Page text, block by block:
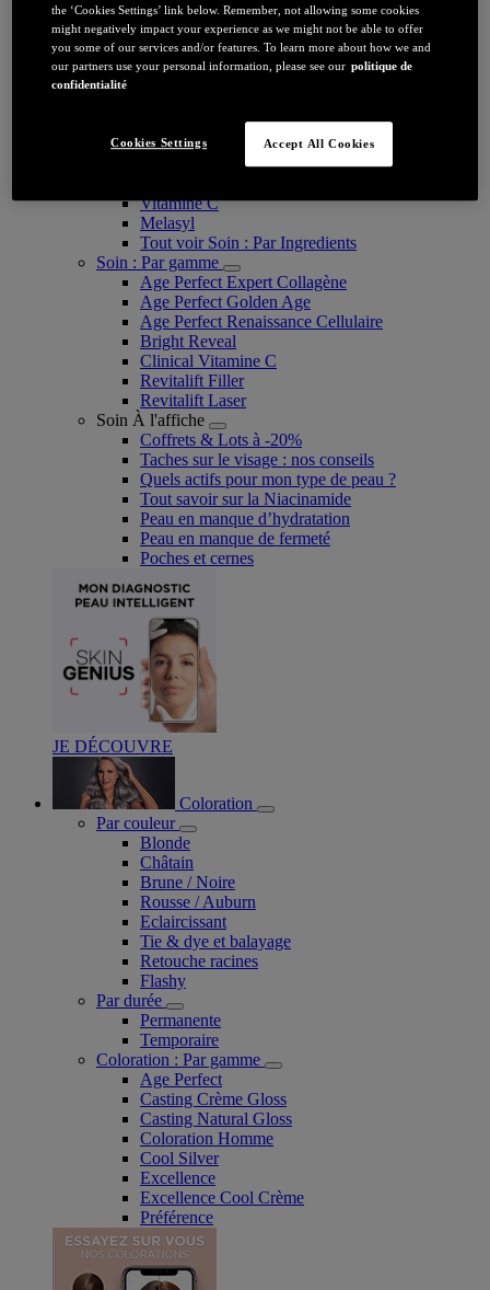
Anti-relâchement/peau mature
Anti-tâches
Nettoyant et exfoliant
Soin Hydratant
Soin : Par Ingredients
Acide Hyaluronique
Vitamine C
Melasyl
Tout voir Soin : Par Ingredients
Soin : Par gamme
Age Perfect Expert Collagène
Age Perfect Golden Age
Age Perfect Renaissance Cellulaire
Bright Reveal
Clinical Vitamine C
Revitalift Filler
Revitalift Laser
Soin À l'affiche
Coffrets & Lots à -20%
Taches sur le visage : nos conseils
Quels actifs pour mon type de peau ?
Tout savoir sur la Niacinamide​
Peau en manque d’hydratation
Peau en manque de fermeté
Poches et cernes
JE DÉCOUVRE
Coloration
Par couleur
Blonde
Châtain
Brune / Noire
Rousse / Auburn
Eclaircissant
Tie & dye et balayage
Retouche racines
Flashy
Par durée
Permanente
Temporaire
Coloration : Par gamme
Age Perfect
Casting Crème Gloss
Casting Natural Gloss
Coloration Homme
Cool Silver
Excellence
Excellence Cool Crème
Préférence
the ‘Cookies Settings’ link below. Remember, not allowing some cookies
might negatively impact your experience as we might not be able to offer
you some of our services and/or features. To learn more about how we and
our partners use your personal information, please see our politique de
confidentialité
Cookies Settings Accept All Cookies